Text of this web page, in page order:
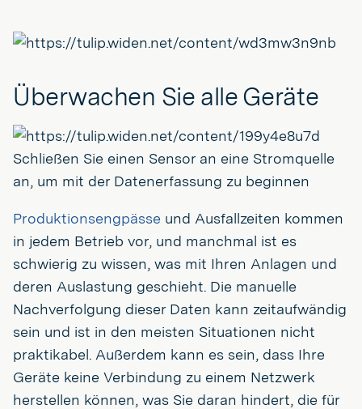
Überwachen Sie alle Geräte
Schließen Sie einen Sensor an eine Stromquelle
an, um mit der Datenerfassung zu beginnen
Produktionsengpässe und Ausfallzeiten kommen
in jedem Betrieb vor, und manchmal ist es
schwierig zu wissen, was mit Ihren Anlagen und
deren Auslastung geschieht. Die manuelle
Nachverfolgung dieser Daten kann zeitaufwändig
sein und ist in den meisten Situationen nicht
praktikabel. Außerdem kann es sein, dass Ihre
Geräte keine Verbindung zu einem Netzwerk
herstellen können, was Sie daran hindert, die für